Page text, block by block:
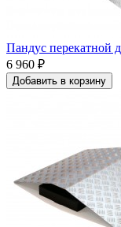
Пандус
6 960 ₽
Добавить в корзину